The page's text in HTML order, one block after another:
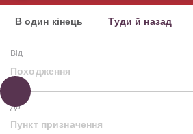
В один кінець Туди й назад
Від
Походження
До
Пункт призначення